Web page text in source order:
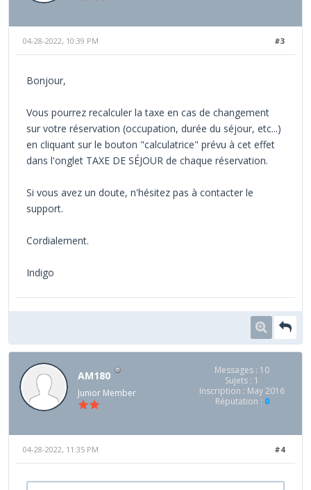
#3
04-28-2022, 10:39 PM
Bonjour,
Vous pourrez recalculer la taxe en cas de changement
sur votre réservation (occupation, durée du séjour, etc...)
en cliquant sur le bouton "calculatrice" prévu à cet effet
dans l'onglet TAXE DE SÉJOUR de chaque réservation.
Si vous avez un doute, n'hésitez pas à contacter le
support.
Cordialement.
Indigo
AM180
Junior Member
Messages : 10
Sujets : 1
Inscription : May 2016
Réputation : 0
#4
04-28-2022, 11:35 PM